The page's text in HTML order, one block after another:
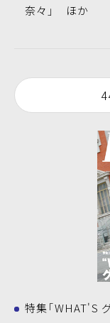
奈々」 ほか
特集「WHAT'S